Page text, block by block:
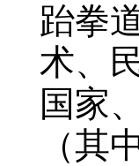
跆拳
术、
国家
（其